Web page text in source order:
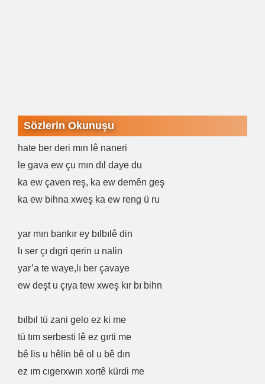
Sözlerin Okunuşu
hate ber deri mın lê naneri
le gava ew çu mın dıl daye du
ka ew çaven reş, ka ew demên geş
ka ew bihna xweş ka ew reng ü ru
yar mın bankır ey bılbılê din
lı ser çı dıgri qerin u nalin
yar’a te waye,lı ber çavaye
ew deşt u çıya tew xweş kır bı bihn
bılbıl tü zani gelo ez ki me
tü tım serbesti lê ez gırti me
bê lis u hêlin bê ol u bê dın
ez ım cıgerxwın xortê kürdi me